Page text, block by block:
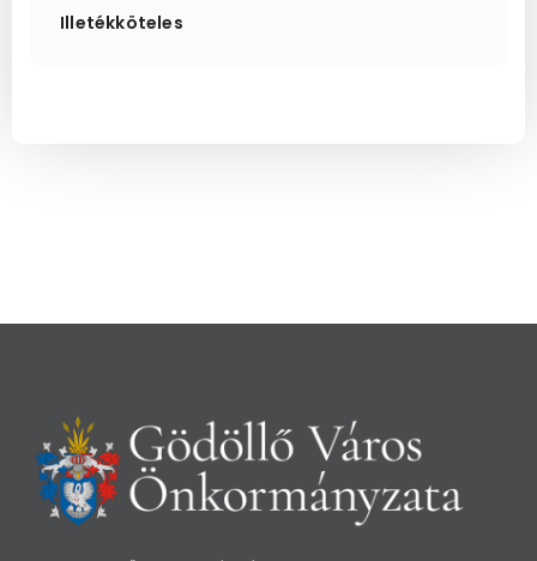
Illetékköteles